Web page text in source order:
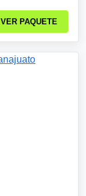
VER PAQUETE